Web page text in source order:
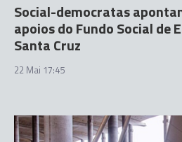
Social-democratas
apoios do Fundo Social de
Santa Cruz
22 Mai 17:45